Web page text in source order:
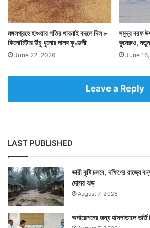
আর তার সঙ্গে লেগে আছে একটি প্রায় শেষ
নক্ষত্রের যে প্রাথমিক নক্ষত্রটি রয়েছে
বড়।
মঙ্গলগ্রহে হাওয়ার গতির ধারনাই বদলে দিল ৮
কিলোমিটার উঁচু ধুলোর দানব কুণ্ডলী
June 22, 2026
সমুদ্র বরফ
কুমেরুও, নতুন
June
Leave a Reply
LAST PUBLISHED
ভারী বৃষ্টি চলবে, দক্ষিণের রাজ্যে
দোসর ঝড়
August 7, 2026
অপারেশনের জন্য হাসপাতালে ভর্তি